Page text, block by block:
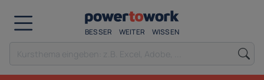
BESSER WEITER WISSEN